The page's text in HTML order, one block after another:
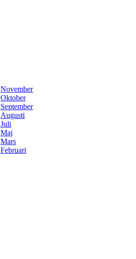
November
Oktober
September
Augusti
Juli
Maj
Mars
Februari